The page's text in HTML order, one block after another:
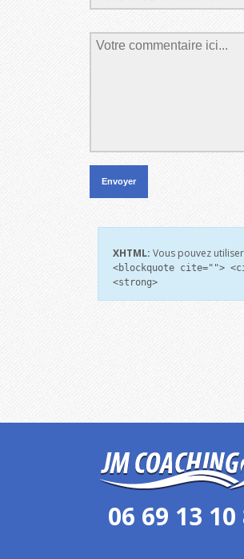
XHTML: Vous pouvez
<blockquote cite="">
<strong>
06 69 13 10